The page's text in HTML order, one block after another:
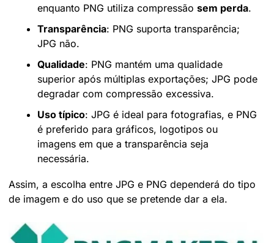
enquanto PNG utiliza compressão sem perda.
Transparência: PNG suporta transparência;
JPG não.
Qualidade: PNG mantém uma qualidade
superior após múltiplas exportações; JPG pode
degradar com compressão excessiva.
Uso típico: JPG é ideal para fotografias, e PNG
é preferido para gráficos, logotipos ou
imagens em que a transparência seja
necessária.
Assim, a escolha entre JPG e PNG dependerá do tipo
de imagem e do uso que se pretende dar a ela.